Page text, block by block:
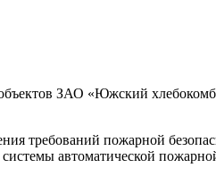
ЗАО «Южский
требований пожарной
автоматической